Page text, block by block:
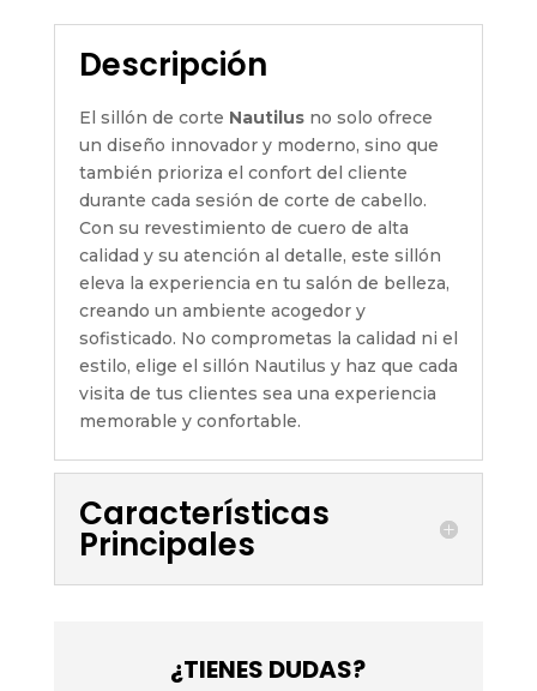
Descripción
El sillón de corte Nautilusno solo ofrece
un diseño innovador y moderno, sino que
también prioriza el confort del cliente
durante cada sesión de corte de cabello.
Con su revestimiento de cuero de alta
calidad y su atención al detalle, este sillón
eleva la experiencia en tu salón de belleza,
creando un ambiente acogedor y
sofisticado. No comprometas la calidad ni el
estilo, elige el sillón Nautilus y haz que cada
visita de tus clientes sea una experiencia
memorable y confortable.
Características
Principales
¿TIENES DUDAS?